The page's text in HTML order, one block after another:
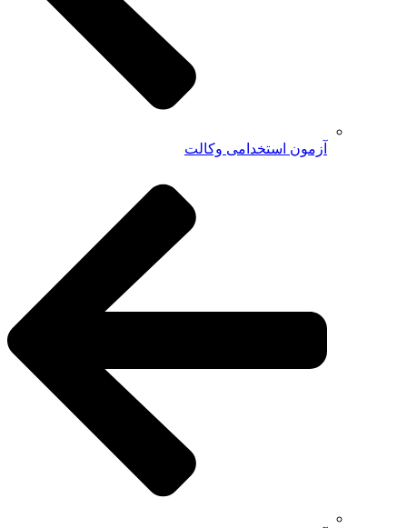
آزمون استخدامی وکالت